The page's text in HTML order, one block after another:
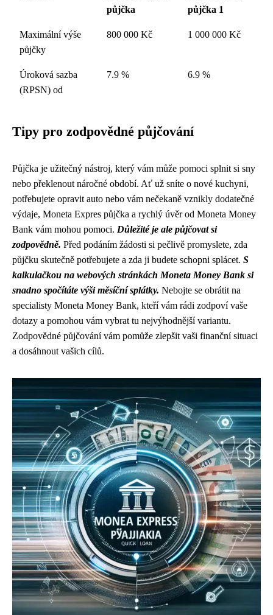
půjčka
půjčka 1
Maximální výše
půjčky
800 000 Kč 1 000 000 Kč
Úroková sazba
(RPSN) od
7.9 % 6.9 %
Tipy pro zodpovědné půjčování
Půjčka je užitečný nástroj, který vám může pomoci splnit si sny
nebo překlenout náročné období. Ať už sníte o nové kuchyni,
potřebujete opravit auto nebo vám nečekaně vznikly dodatečné
výdaje, Moneta Expres půjčka a rychlý úvěr od Moneta Money
Bank vám mohou pomoci. Důležité je ale půjčovat si
zodpovědně. Před podáním žádosti si pečlivě promyslete, zda
půjčku skutečně potřebujete a zda ji budete schopni splácet. S
kalkulačkou na webových stránkách Moneta Money Bank si
snadno spočítáte výši měsíční splátky. Nebojte se obrátit na
specialisty Moneta Money Bank, kteří vám rádi zodpoví vaše
dotazy a pomohou vám vybrat tu nejvýhodnější variantu.
Zodpovědné půjčování vám pomůže zlepšit vaši finanční situaci
a dosáhnout vašich cílů.